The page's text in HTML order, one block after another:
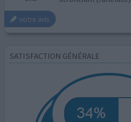
votre avis
SATISFACTION GÉNÉRALE